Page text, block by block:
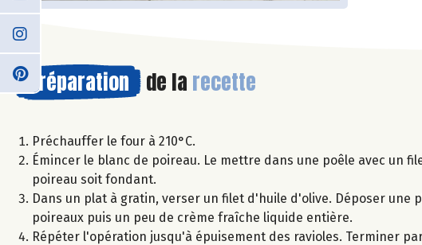
Préparation de la recette
Préchauffer le four à 210°C.
Émincer le blanc de poireau. Le mettre dans une poêle avec un
poireau soit fondant.
Dans un plat à gratin, verser un filet d'huile d'olive. Déposer une
poireaux puis un peu de crème fraîche liquide entière.
Répéter l'opération jusqu'à épuisement des ravioles. Terminer